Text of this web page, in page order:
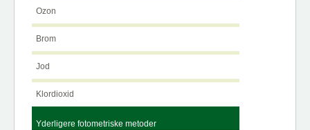
Ozon
Brom
Jod
Klordioxid
Yderligere fotometriske metoder